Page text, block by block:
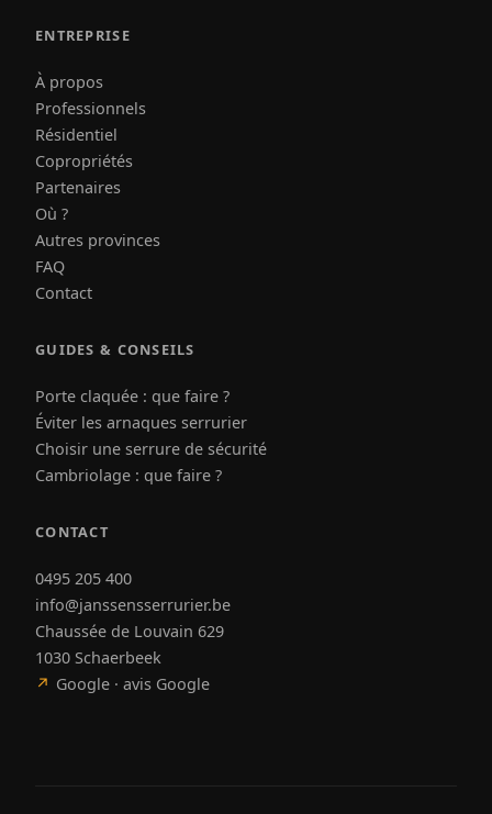
ENTREPRISE
À propos
Professionnels
Résidentiel
Copropriétés
Partenaires
Où ?
Autres provinces
FAQ
Contact
GUIDES & CONSEILS
Porte claquée : que faire ?
Éviter les arnaques serrurier
Choisir une serrure de sécurité
Cambriolage : que faire ?
CONTACT
0495 205 400
info@janssensserrurier.be
Chaussée de Louvain 629
1030 Schaerbeek
↗ Google · avis Google